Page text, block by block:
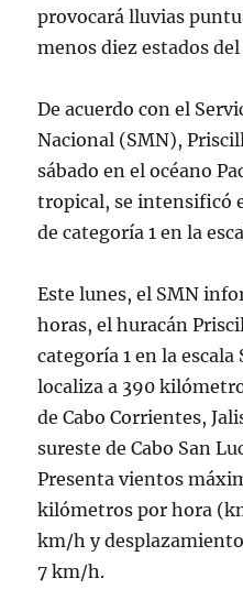
provocará lluvias
menos diez estados
De acuerdo con el
Nacional (SMN),
sábado en el océano
tropical, se intensificó
de categoría 1 en la
Este lunes, el SMN
horas, el huracán
categoría 1 en la
localiza a 390
de Cabo Corrientes,
sureste de Cabo San
Presenta vientos
kilómetros por hora
km/h y
7 km/h.